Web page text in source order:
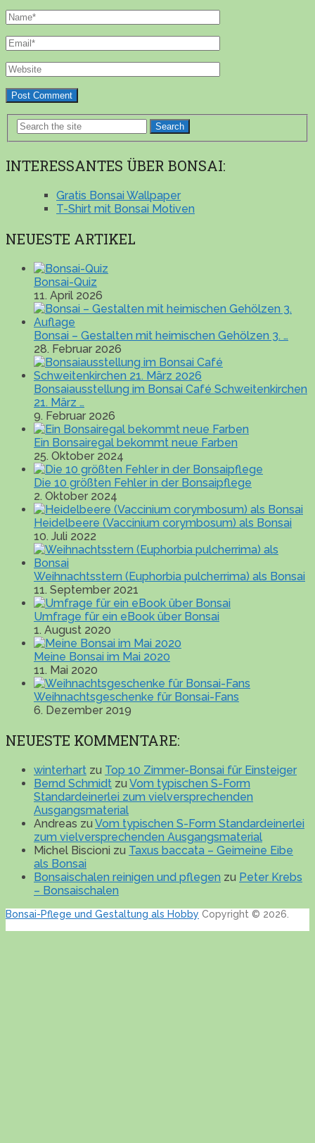
Search
INTERESSANTES ÜBER BONSAI:
Gratis Bonsai Wallpaper
T-Shirt mit Bonsai Motiven
NEUESTE ARTIKEL
Bonsai-Quiz
11. April 2026
Bonsai – Gestalten mit heimischen Gehölzen 3. …
28. Februar 2026
Bonsaiausstellung im Bonsai Café Schweitenkirchen
21. März …
9. Februar 2026
Ein Bonsairegal bekommt neue Farben
25. Oktober 2024
Die 10 größten Fehler in der Bonsaipflege
2. Oktober 2024
Heidelbeere (Vaccinium corymbosum) als Bonsai
10. Juli 2022
Weihnachtsstern (Euphorbia pulcherrima) als Bonsai
11. September 2021
Umfrage für ein eBook über Bonsai
1. August 2020
Meine Bonsai im Mai 2020
11. Mai 2020
Weihnachtsgeschenke für Bonsai-Fans
6. Dezember 2019
NEUESTE KOMMENTARE:
winterhart zu Top 10 Zimmer-Bonsai für Einsteiger
Bernd Schmidt zu Vom typischen S-Form
Standardeinerlei zum vielversprechenden
Ausgangsmaterial
Andreas zu Vom typischen S-Form Standardeinerlei
zum vielversprechenden Ausgangsmaterial
Michel Biscioni zu Taxus baccata – Geimeine Eibe
als Bonsai
Bonsaischalen reinigen und pflegen zu Peter Krebs
– Bonsaischalen
Bonsai-Pflege und Gestaltung als Hobby Copyright © 2026.